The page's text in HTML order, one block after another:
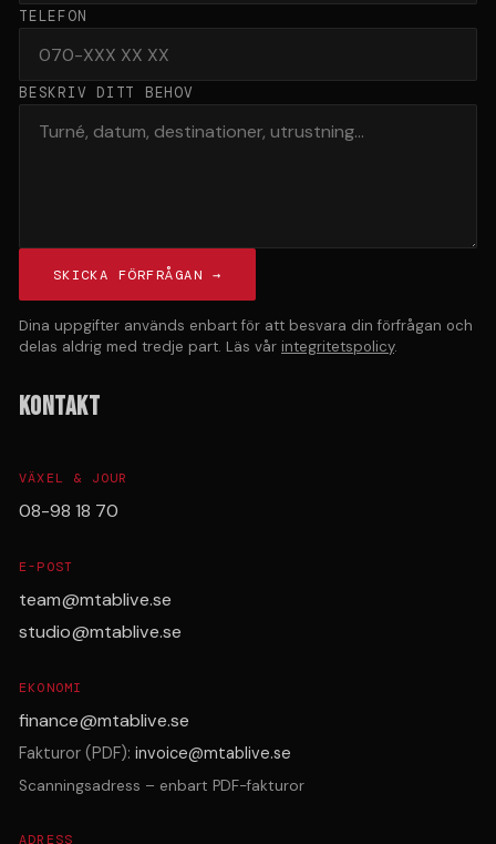
TELEFON
BESKRIV DITT BEHOV
SKICKA FÖRFRÅGAN →
Dina uppgifter används enbart för att besvara din förfrågan och
delas aldrig med tredje part. Läs vår integritetspolicy.
KONTAKT
VÄXEL & JOUR
08-98 18 70
E-POST
team@mtablive.se
studio@mtablive.se
EKONOMI
finance@mtablive.se
Fakturor (PDF): invoice@mtablive.se
Scanningsadress – enbart PDF-fakturor
ADRESS